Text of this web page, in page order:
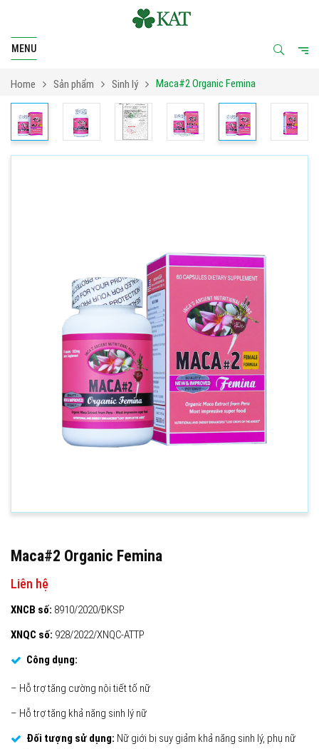
MENU
Home Sản phẩm Sinh lý Maca#2 Organic Femina
Maca#2 Organic Femina
Liên hệ
XNCB số: 8910/2020/ĐKSP
XNQC số: 928/2022/XNQC-ATTP
Công dụng:
– Hỗ trợ tăng cường nội tiết tố nữ
– Hỗ trợ tăng khả năng sinh lý nữ
Đối tượng sử dụng: Nữ giới bị suy giảm khả năng sinh lý, phụ nữ